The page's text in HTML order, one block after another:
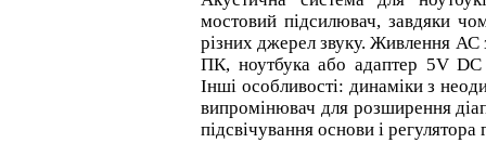
мостовий підсилювач, завдяки
різних джерел звуку. Живлення АС
ПК, ноутбука або адаптер 5V
Інші особливості: динаміки з
випромінювач для розширення
підсвічування основи і регулятора